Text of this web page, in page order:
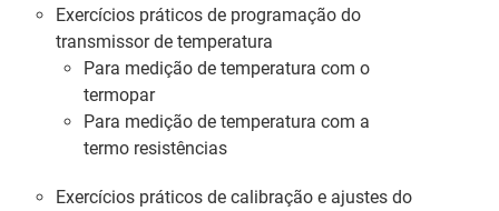
Exercícios práticos de programação do
transmissor de temperatura
Para medição de temperatura com o
termopar
Para medição de temperatura com a
termo resistências
Exercícios práticos de calibração e ajustes do